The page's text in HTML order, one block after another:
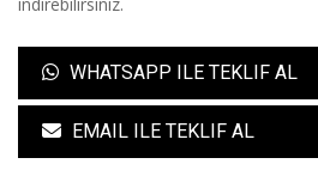
WHATSAPP ILE TEKLIF AL
EMAIL ILE TEKLIF AL